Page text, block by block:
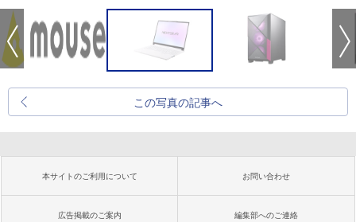
この写真の記事へ
本サイトのご利用について お問い合わせ
広告掲載のご案内 編集部へのご連絡